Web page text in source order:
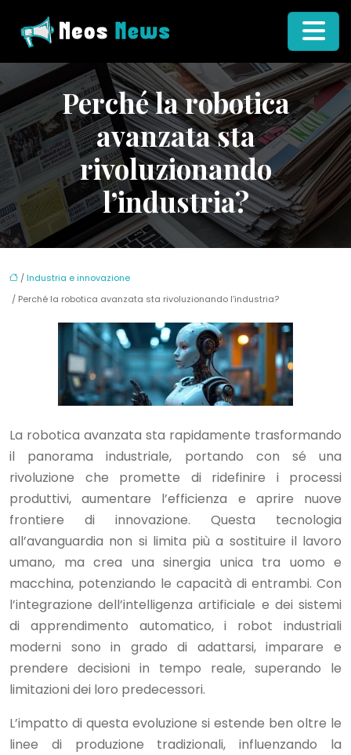
Perché la robotica
avanzata sta
rivoluzionando
l’industria?
/ Industria e innovazione
/ Perché la robotica avanzata sta rivoluzionando l’industria?
La robotica avanzata sta rapidamente trasformando
il panorama industriale, portando con sé una
rivoluzione che promette di ridefinire i processi
produttivi, aumentare l’efficienza e aprire nuove
frontiere di innovazione. Questa tecnologia
all’avanguardia non si limita più a sostituire il lavoro
umano, ma crea una sinergia unica tra uomo e
macchina, potenziando le capacità di entrambi. Con
l’integrazione dell’intelligenza artificiale e dei sistemi
di apprendimento automatico, i robot industriali
moderni sono in grado di adattarsi, imparare e
prendere decisioni in tempo reale, superando le
limitazioni dei loro predecessori.
L’impatto di questa evoluzione si estende ben oltre le
linee di produzione tradizionali, influenzando la